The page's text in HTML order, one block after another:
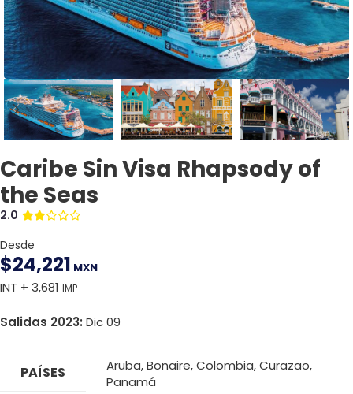
Caribe Sin Visa Rhapsody of
the Seas
2.0
Desde
$24,221 MXN
INT + 3,681 IMP
Salidas 2023: Dic 09
PAÍSES Aruba,Bonaire,Colombia,Curazao,
Panamá